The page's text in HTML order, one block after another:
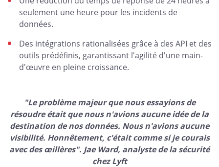
seulement une heure pour les incidents de
données.
Des intégrations rationalisées grâce à des API et des
outils prédéfinis, garantissant l'agilité d'une main-
d'œuvre en pleine croissance.
"Le problème majeur que nous essayions de
résoudre était que nous n'avions aucune idée de la
destination de nos données. Nous n'avions aucune
visibilité. Honnêtement, c'était comme si je courais
avec des œillères". Jae Ward, analyste de la sécurité
chez Lyft